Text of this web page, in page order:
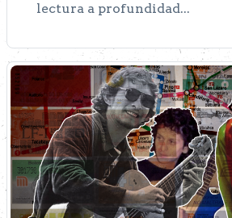
lectura a profundidad...